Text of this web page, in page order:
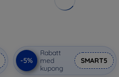
-5%
Rabatt
med
kupong
SMART5